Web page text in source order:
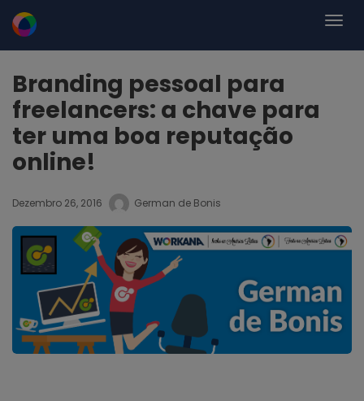
Branding pessoal para
freelancers: a chave para
ter uma boa reputação
online!
Dezembro 26, 2016 German de Bonis